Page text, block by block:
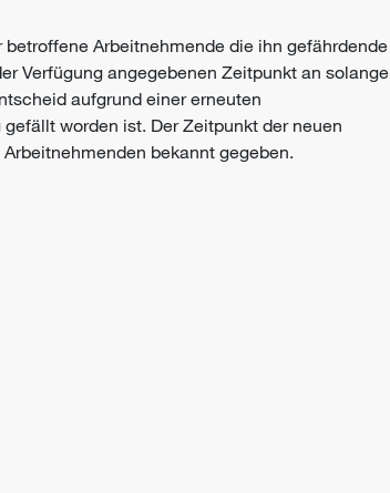
Arbeitnehmende die ihn gefährdende
Verfügung angegebenen Zeitpunkt an solange
aufgrund einer erneuten
worden ist. Der Zeitpunkt der neuen
bekannt gegeben.